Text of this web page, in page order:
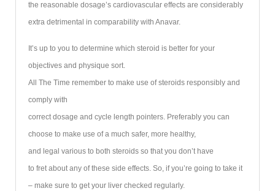
the reasonable dosage’s cardiovascular effects are considerably
extra detrimental in comparability with Anavar.
It’s up to you to determine which steroid is better for your
objectives and physique sort.
All The Time remember to make use of steroids responsibly and
comply with
correct dosage and cycle length pointers. Preferably you can
choose to make use of a much safer, more healthy,
and legal various to both steroids so that you don’t have
to fret about any of these side effects. So, if you’re going to take it
– make sure to get your liver checked regularly.